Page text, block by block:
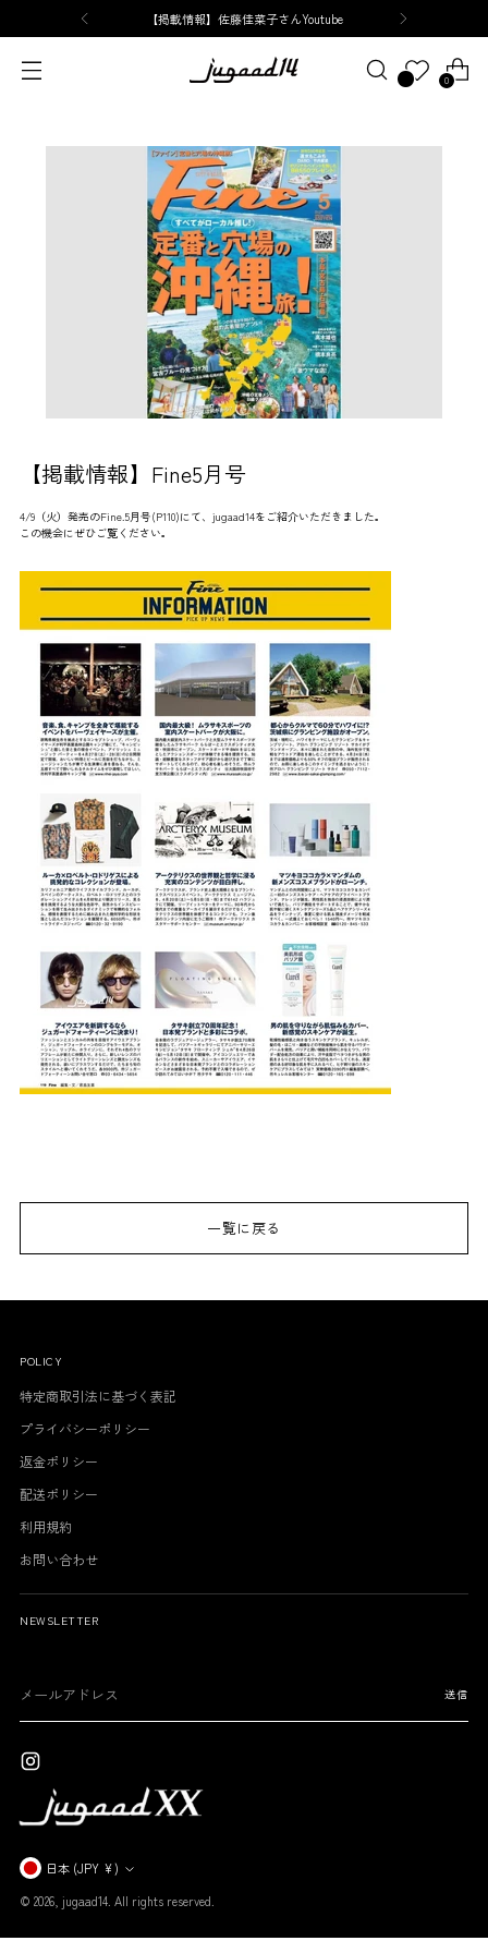
【掲載情報】佐藤佳菜子さんYoutube
0
【掲載情報】Fine5月号
4/9（火）発売のFine.5月号(P110)にて、jugaad14をご紹介いただきました。
この機会にぜひご覧ください。
一覧に戻る
POLICY
特定商取引法に基づく表記
プライバシーポリシー
返金ポリシー
配送ポリシー
利用規約
お問い合わせ
NEWSLETTER
ー
ル
ド
送信
通
貨
日本 (JPY ¥)
© 2026, jugaad14 . All rights reserved.